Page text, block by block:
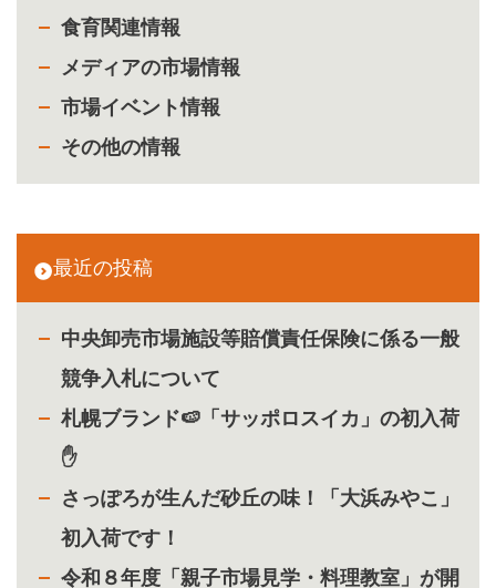
食育関連情報
メディアの市場情報
市場イベント情報
その他の情報
最近の投稿
中央卸売市場施設等賠償責任保険に係る一般
競争入札について
札幌ブランド🍉「サッポロスイカ」の初入荷
✋
さっぽろが生んだ砂丘の味！「大浜みやこ」
初入荷です！
令和８年度「親子市場見学・料理教室」が開